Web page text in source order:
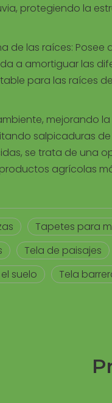
protegiendo la
de las raíces:
a amortiguar las
para las raíces
mejorando
salpicaduras
se trata de una
agrícolas
Tapetes para
Tela de paisajes
suelo
Tela